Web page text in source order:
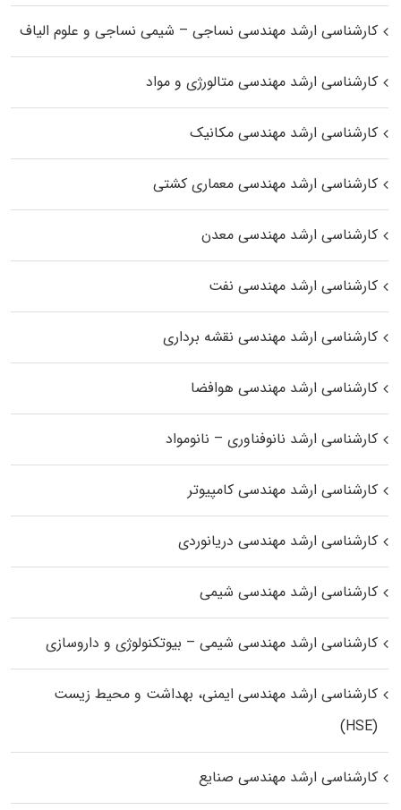
کارشناسی ارشد مهندسی نساجی – شیمی نساجی و علوم الیاف
کارشناسی ارشد مهندسی متالورژی و مواد
کارشناسی ارشد مهندسی مکانیک
کارشناسی ارشد مهندسی معماری کشتی
کارشناسی ارشد مهندسی معدن
کارشناسی ارشد مهندسی نفت
کارشناسی ارشد مهندسی نقشه برداری
کارشناسی ارشد مهندسی هوافضا
کارشناسی ارشد نانوفناوری – نانومواد
کارشناسی ارشد مهندسی کامپیوتر
کارشناسی ارشد مهندسی دریانوردی
کارشناسی ارشد مهندسی شیمی
کارشناسی ارشد مهندسی شیمی – بیوتکنولوژی و داروسازی
کارشناسی ارشد مهندسی ایمنی، بهداشت و محیط زیست
(HSE)
کارشناسی ارشد مهندسی صنایع